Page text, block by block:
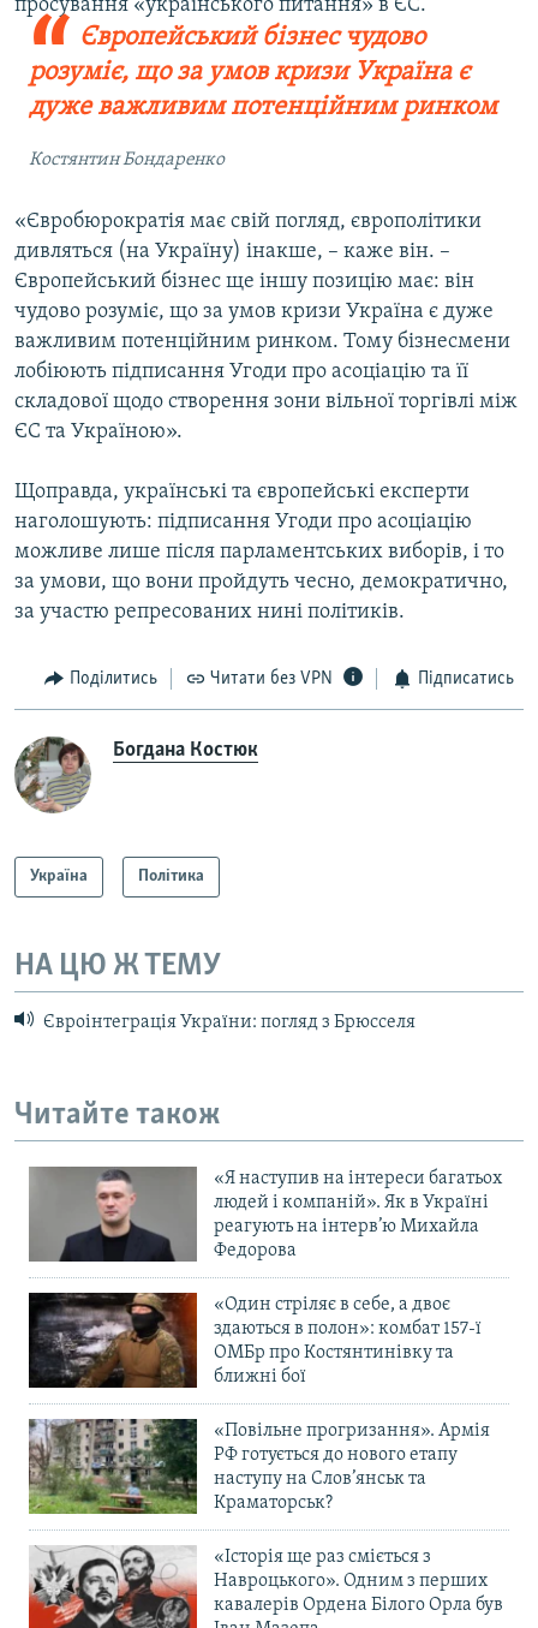
просування «українського питання» в ЄС.
Європейський бізнес чудово
розуміє, що за умов кризи Україна є
дуже важливим потенційним ринком
Костянтин Бондаренко
«Євробюрократія має свій погляд, європолітики
дивляться (на Україну) інакше, – каже він. –
Європейський бізнес ще іншу позицію має: він
чудово розуміє, що за умов кризи Україна є дуже
важливим потенційним ринком. Тому бізнесмени
лобіюють підписання Угоди про асоціацію та її
складової щодо створення зони вільної торгівлі між
ЄС та Україною».
Щоправда, українські та європейські експерти
наголошують: підписання Угоди про асоціацію
можливе лише після парламентських виборів, і то
за умови, що вони пройдуть чесно, демократично,
за участю репресованих нині політиків.
Поділитись Читати без VPN Підписатись
Богдана Костюк
Україна Політика
НА ЦЮ Ж ТЕМУ
Євроінтеграція України: погляд з Брюсселя
Читайте також
«Я наступив на інтереси багатьох
людей і компаній». Як в Україні
реагують на інтерв’ю Михайла
Федорова
«Один стріляє в себе, а двоє
здаються в полон»: комбат 157-ї
ОМБр про Костянтинівку та
ближні бої
«Повільне прогризання». Армія
РФ готується до нового етапу
наступу на Слов’янськ та
Краматорськ?
«Історія ще раз сміється з
Навроцького». Одним з перших
кавалерів Ордена Білого Орла був